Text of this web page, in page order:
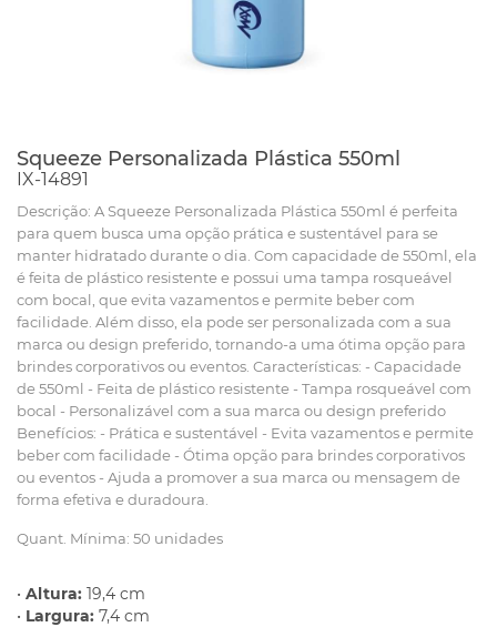
Squeeze Personalizada Plástica 550ml
IX-14891
Descrição: A Squeeze Personalizada Plástica 550ml é perfeita
para quem busca uma opção prática e sustentável para se
manter hidratado durante o dia. Com capacidade de 550ml, ela
é feita de plástico resistente e possui uma tampa rosqueável
com bocal, que evita vazamentos e permite beber com
facilidade. Além disso, ela pode ser personalizada com a sua
marca ou design preferido, tornando-a uma ótima opção para
brindes corporativos ou eventos. Características: - Capacidade
de 550ml - Feita de plástico resistente - Tampa rosqueável com
bocal - Personalizável com a sua marca ou design preferido
Benefícios: - Prática e sustentável - Evita vazamentos e permite
beber com facilidade - Ótima opção para brindes corporativos
ou eventos - Ajuda a promover a sua marca ou mensagem de
forma efetiva e duradoura.
Quant. Mínima: 50 unidades
• Altura: 19,4 cm
• Largura: 7,4 cm